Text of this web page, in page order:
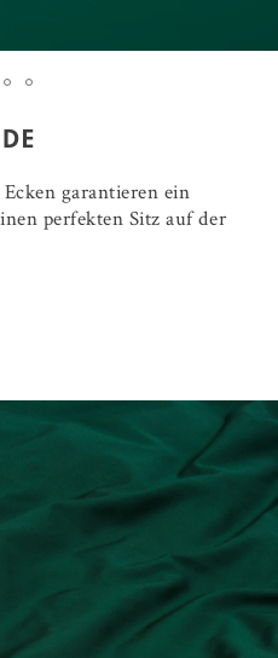
garantieren ein
perfekten Sitz auf der